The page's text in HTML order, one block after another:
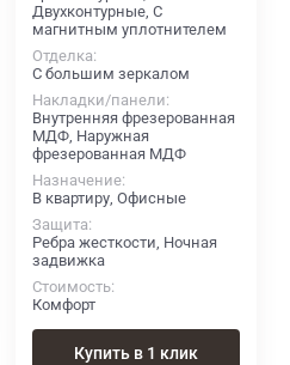
Двухконтурные, С
магнитным уплотнителем
Отделка
С большим зеркалом
Накладки/панели
Внутренняя фрезерованная
МДФ, Наружная
фрезерованная МДФ
Назначение
В квартиру, Офисные
Защита
Ребра жесткости, Ночная
задвижка
Стоимость
Комфорт
Купить в 1 клик